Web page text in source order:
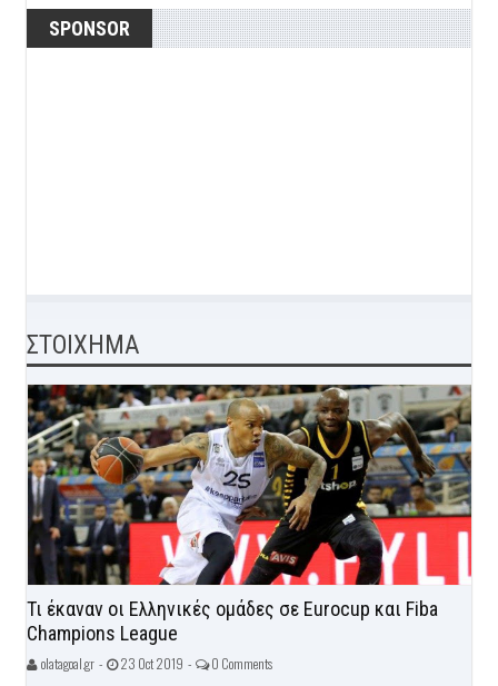
SPONSOR
ΣΤΟΙΧΗΜΑ
Τι έκαναν οι Ελληνικές ομάδες σε Eurocup και Fiba
Champions League
olatagoal.gr - 23 Oct 2019 - 0 Comments